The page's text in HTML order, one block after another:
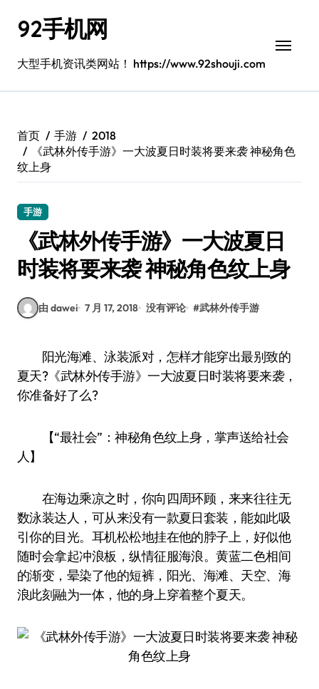
92手机网
大型手机资讯类网站！ https://www.92shouji.com
首页 手游
2018
《武林外传手游》一大波夏日时装将要来袭 神秘角色
纹上身
手游
《武林外传手游》一大波夏日
时装将要来袭 神秘角色纹上身
由 dawei 7 月 17, 2018 没有评论 #武林外传手游
阳光海滩、泳装派对，怎样才能穿出最别致的
夏天?《武林外传手游》一大波夏日时装将要来袭，
你准备好了么?
【“最社会”：神秘角色纹上身，掌声送给社会
人】
在海边乘凉之时，你向四周环顾，来来往往无
数泳装达人，可从来没有一款夏日套装，能如此吸
引你的目光。耳机松松地挂在他的脖子上，好似他
随时会拿起冲浪板，纵情征服海浪。黄蓝二色相间
的渐变，晕染了他的短裤，阳光、海滩、天空、海
浪此刻融为一体，他的身上穿着整个夏天。